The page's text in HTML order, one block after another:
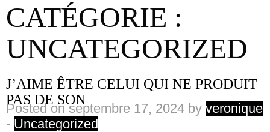
CATÉGORIE :
UNCATEGORIZED
J’AIME ÊTRE CELUI QUI NE PRODUIT
PAS DE SON
Posted on septembre 17, 2024 by veronique
- Uncategorized